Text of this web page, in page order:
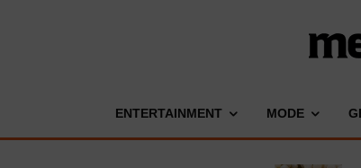
ENTERTAINMENT MODE